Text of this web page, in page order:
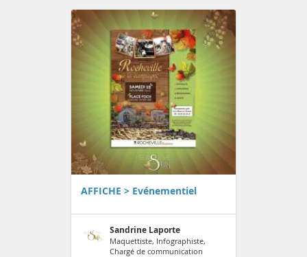
AFFICHE > Evénementiel
Sandrine Laporte
Maquettiste, Infographiste,
Chargé de communication